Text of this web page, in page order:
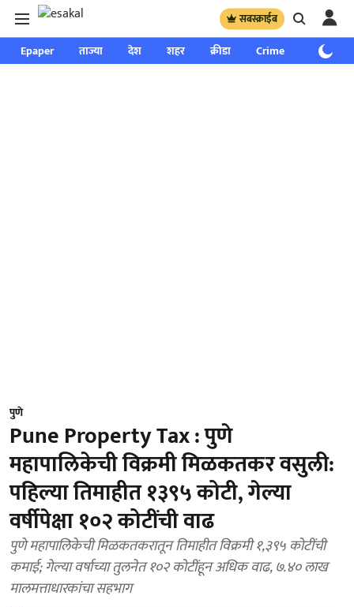
सबस्क्राईब
Epaper ताज्या देश शहर क्रीडा Crime साप्ताहिक
पुणे
Pune Property Tax : पुणे
महापालिकेची विक्रमी मिळकतकर वसुली:
पहिल्या तिमाहीत १३९५ कोटी, गेल्या
वर्षीपेक्षा १०२ कोटींची वाढ
पुणे महापालिकेची मिळकतकरातून तिमाहीत विक्रमी १,३९५ कोटींची
कमाई; गेल्या वर्षाच्या तुलनेत १०२ कोटींहून अधिक वाढ, ७.४० लाख
मालमत्ताधारकांचा सहभाग